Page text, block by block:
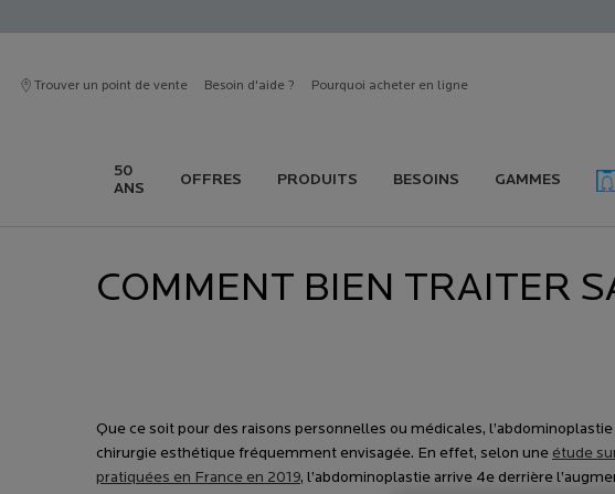
Trouver un point de vente Besoin d'aide ? Pourquoi acheter en ligne
50
ANS
OFFRES PRODUITS BESOINS GAMMES
COMMENT BIEN TRAITER
Que ce soit pour des raisons personnelles ou médicales,
chirurgie esthétique fréquemment envisagée. En effet, selon une étude
pratiquées en France en 2019, l’abdominoplastie arrive 4e derrière